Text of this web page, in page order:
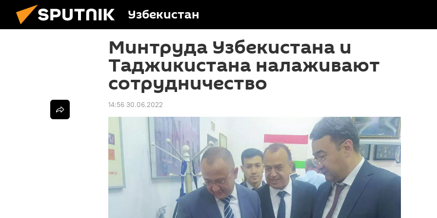
Узбекистан
Минтруда Узбекистана и
Таджикистана налаживают
сотрудничество
14:56 30.06.2022